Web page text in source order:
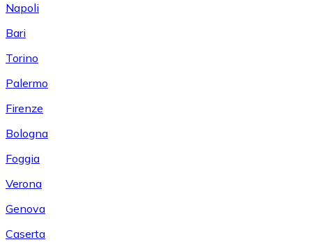
Napoli
Bari
Torino
Palermo
Firenze
Bologna
Foggia
Verona
Genova
Caserta